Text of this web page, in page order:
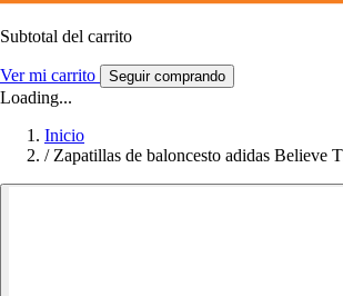
Subtotal del carrito
Ver mi carrito Seguir comprando
Loading...
Inicio
/ Zapatillas de baloncesto adidas Believe